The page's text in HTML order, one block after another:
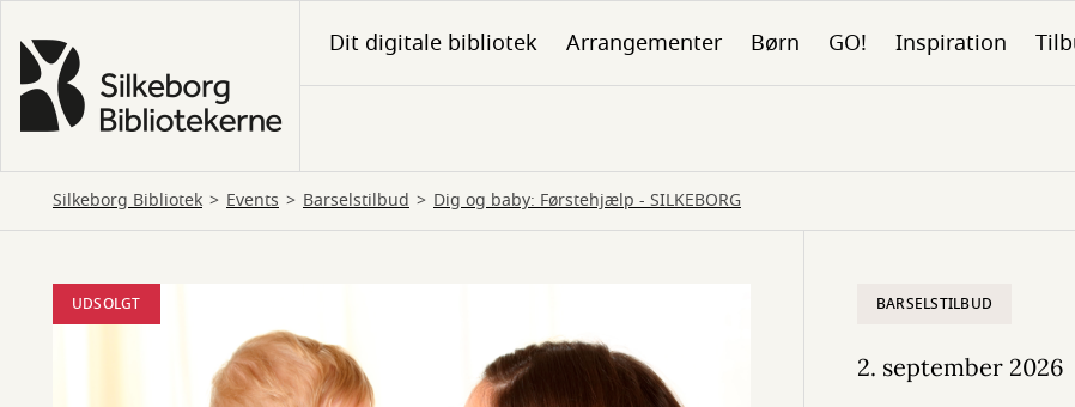
hovedindhold
Dit digitale bibliotek Arrangementer Børn GO! Inspiration
Silkeborg Bibliotek Events Barselstilbud Dig og baby: Førstehjælp - SILKEBORG
UDSOLGT BARSELSTILBUD
2. september 2026